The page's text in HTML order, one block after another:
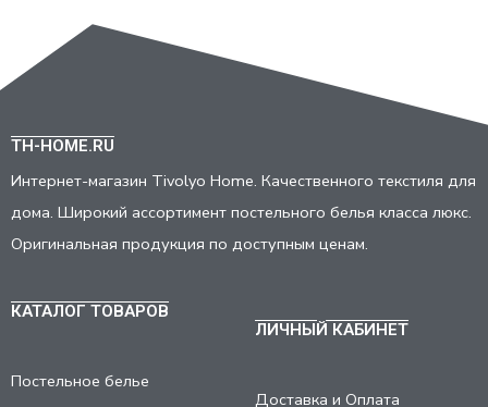
TH-HOME.RU
Интернет-магазин Tivolyo Home. Качественного текстиля для
дома. Широкий ассортимент постельного белья класса люкс.
Оригинальная продукция по доступным ценам.
КАТАЛОГ ТОВАРОВ
Постельное белье
ЛИЧНЫЙ КАБИНЕТ
Доставка и Оплата